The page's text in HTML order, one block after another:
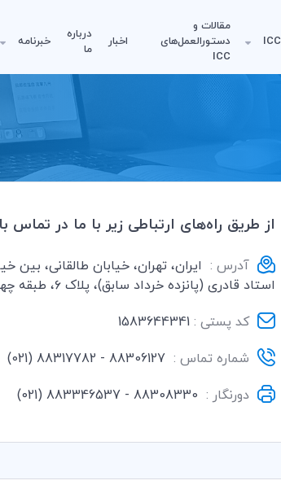
ICC
مقالات و
دستورالعمل‌های
ICC
اخبار
درباره
ما
خبرنامه
از طریق راه‌های ارتباطی زیر با ما در تماس
آدرس : ایران، تهران، خیابان طالقانی،
استاد قادری (پانزده خرداد سابق)، پلاک ۶، طبقه چهارم
کد پستی : 1583644341
شماره تماس :
دورنگار :